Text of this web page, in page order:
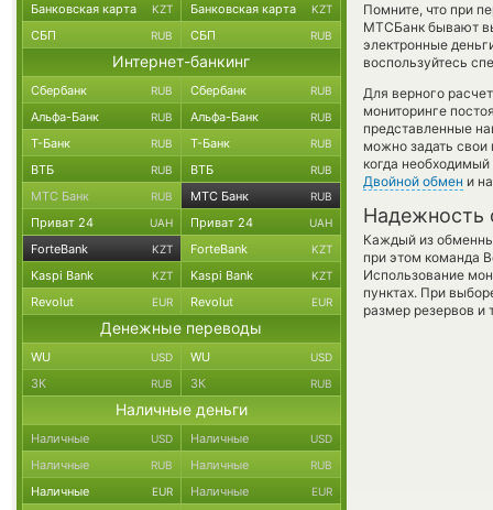
Помните, что при
МТСБанк бывают
электронные
воспользуйтесь
Для верного
мониторинге
представленные
можно задать свои
когда
Двойной обмен и
Надежность
Каждый из
при этом команда
Использование
пунктах. При
размер резервов и
Банковская карта KZT Банковская карта KZT
СБП RUB СБП RUB
Интернет-банкинг
Сбербанк RUB Сбербанк RUB
Альфа-Банк RUB Альфа-Банк RUB
Т-Банк RUB Т-Банк RUB
ВТБ RUB ВТБ RUB
МТС Банк RUB МТС Банк RUB
Приват 24 UAH Приват 24 UAH
ForteBank KZT ForteBank KZT
Kaspi Bank KZT Kaspi Bank KZT
Revolut EUR Revolut EUR
Денежные переводы
WU USD WU USD
ЗК RUB ЗК RUB
Наличные деньги
Наличные USD Наличные USD
Наличные RUB Наличные RUB
Наличные EUR Наличные EUR